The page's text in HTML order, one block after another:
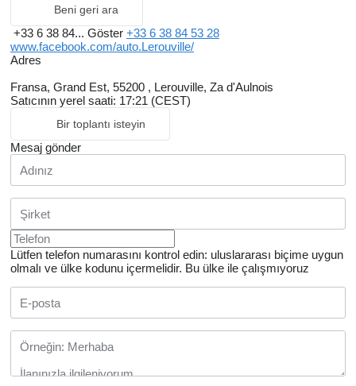
Beni geri ara
+33 6 38 84... Göster +33 6 38 84 53 28
www.facebook.com/auto.Lerouville/
Adres
Fransa, Grand Est, 55200 , Lerouville, Za d'Aulnois
Satıcının yerel saati: 17:21 (CEST)
Bir toplantı isteyin
Mesaj gönder
Lütfen telefon numarasını kontrol edin: uluslararası biçime uygun
olmalı ve ülke kodunu içermelidir. Bu ülke ile çalışmıyoruz